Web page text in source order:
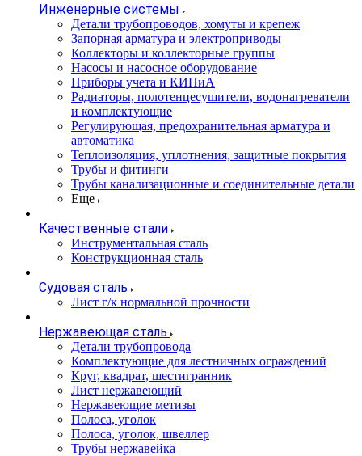
Инженерные системы
Детали трубопроводов, хомуты и крепеж
Запорная арматура и электроприводы
Коллекторы и коллекторные группы
Насосы и насосное оборудование
Приборы учета и КИПиА
Радиаторы, полотенцесушители, водонагреватели
и комплектующие
Регулирующая, предохранительная арматура и
автоматика
Теплоизоляция, уплотнения, защитные покрытия
Трубы и фитинги
Трубы канализационные и соединительные детали
Еще
Качественные стали
Инструментальная сталь
Конструкционная сталь
Судовая сталь
Лист г/к нормальной прочности
Нержавеющая сталь
Детали трубопровода
Комплектующие для лестничных ограждений
Круг, квадрат, шестигранник
Лист нержавеющий
Нержавеющие метизы
Полоса, уголок
Полоса, уголок, швеллер
Трубы нержавейка